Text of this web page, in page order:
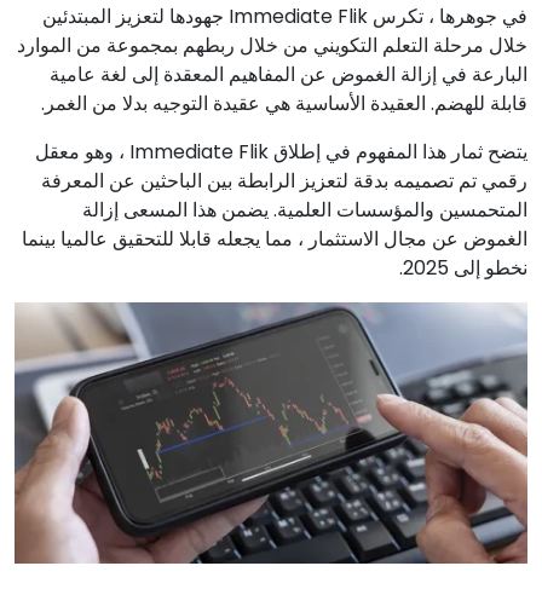
في جوهرها ، تكرس Immediate Flik جهودها لتعزيز المبتدئين
خلال مرحلة التعلم التكويني من خلال ربطهم بمجموعة من الموارد
البارعة في إزالة الغموض عن المفاهيم المعقدة إلى لغة عامية
قابلة للهضم. العقيدة الأساسية هي عقيدة التوجيه بدلا من الغمر.
يتضح ثمار هذا المفهوم في إطلاق Immediate Flik ، وهو معقل
رقمي تم تصميمه بدقة لتعزيز الرابطة بين الباحثين عن المعرفة
المتحمسين والمؤسسات العلمية. يضمن هذا المسعى إزالة
الغموض عن مجال الاستثمار ، مما يجعله قابلا للتحقيق عالميا بينما
نخطو إلى 2025.